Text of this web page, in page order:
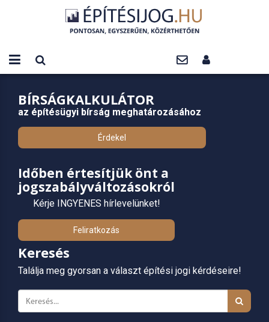
BÍRSÁGKALKULÁTOR
az építésügyi bírság meghatározásához
Érdekel
Időben értesítjük önt a
jogszabályváltozásokról
Kérje INGYENES hírlevelünket!
Feliratkozás
Keresés
Találja meg gyorsan a választ építési jogi kérdéseire!